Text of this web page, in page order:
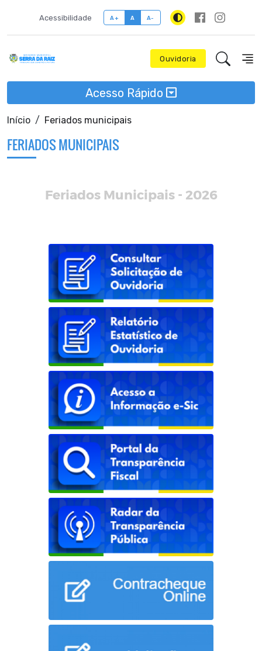
Acessibilidade A+ A A-
Ouvidoria
Acesso Rápido
Início Feriados municipais
FERIADOS MUNICIPAIS
Feriados Municipais - 2026